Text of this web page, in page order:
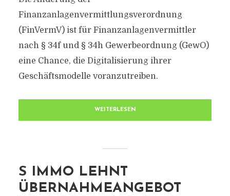
Finanzanlagenvermittlungsverordnung
(FinVermV) ist für Finanzanlagenvermittler
nach § 34f und § 34h Gewerbeordnung (GewO)
eine Chance, die Digitalisierung ihrer
Geschäftsmodelle voranzutreiben.
WEITERLESEN
S IMMO LEHNT
ÜBERNAHMEANGEBOT